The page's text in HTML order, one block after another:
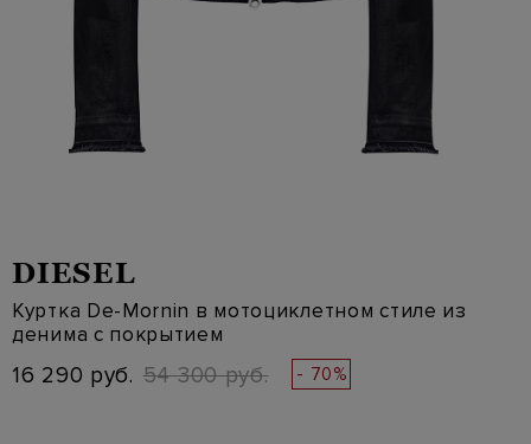
DIESEL
Куртка De-Mornin в мотоциклетном стиле из
денима с покрытием
16 290 руб. 54 300 руб. - 70%